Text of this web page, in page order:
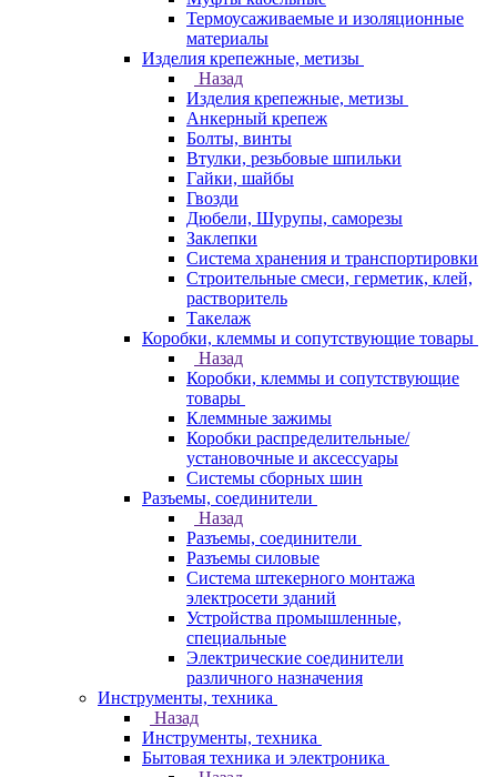
Термоусаживаемые и изоляционные
материалы
Изделия крепежные, метизы
Назад
Изделия крепежные, метизы
Анкерный крепеж
Болты, винты
Втулки, резьбовые шпильки
Гайки, шайбы
Гвозди
Дюбели, Шурупы, саморезы
Заклепки
Система хранения и транспортировки
Строительные смеси, герметик, клей,
растворитель
Такелаж
Коробки, клеммы и сопутствующие товары
Назад
Коробки, клеммы и сопутствующие
товары
Клеммные зажимы
Коробки распределительные/
установочные и аксессуары
Системы сборных шин
Разъемы, соединители
Назад
Разъемы, соединители
Разъемы силовые
Система штекерного монтажа
электросети зданий
Устройства промышленные,
специальные
Электрические соединители
различного назначения
Инструменты, техника
Назад
Инструменты, техника
Бытовая техника и электроника